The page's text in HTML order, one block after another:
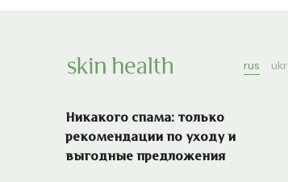
rus ukr
Никакого спама: только
рекомендации по уходу и
выгодные предложения